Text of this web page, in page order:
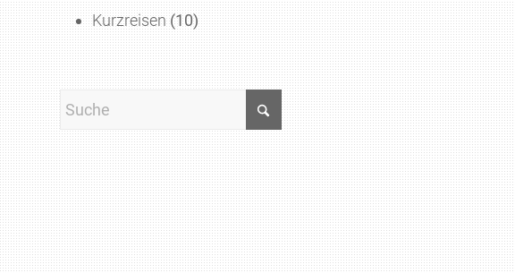
Kurzreisen(10)